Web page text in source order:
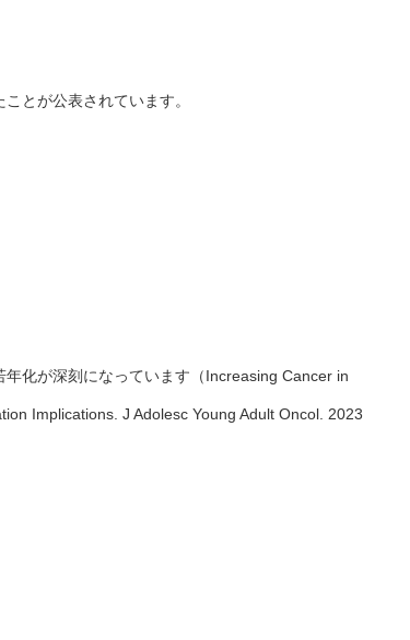
とが公表されています。
化が深刻になっています（Increasing Cancer in
Implications. J Adolesc Young Adult Oncol. 2023